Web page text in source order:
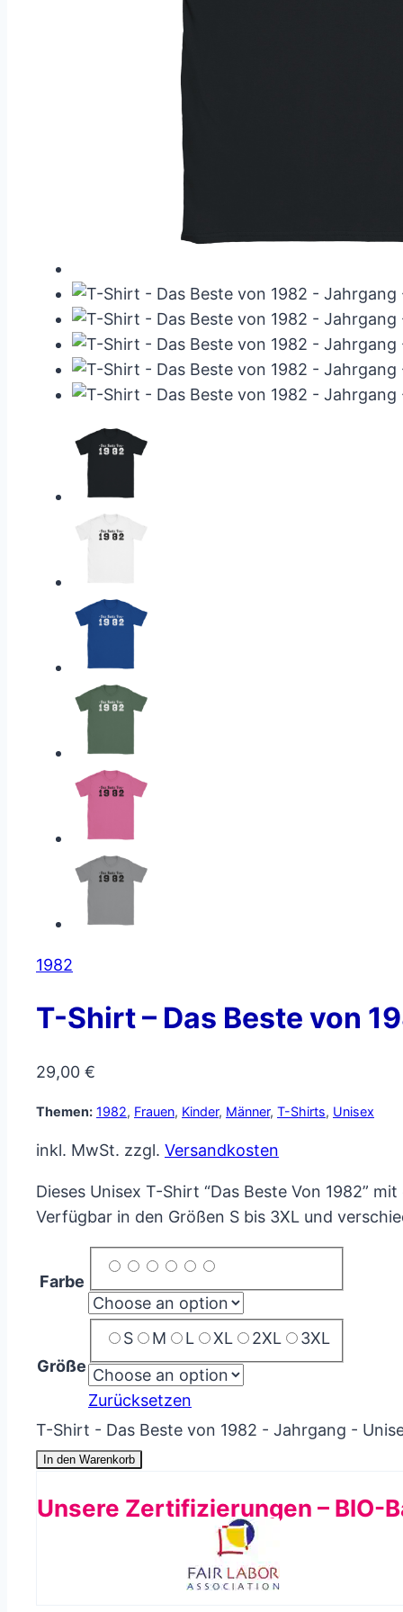
1982
T-Shirt – Das Beste von
29,00 €
Themen: 1982, Frauen, Kinder, Männer, T-Shirts, Unisex
inkl. MwSt. zzgl. Versandkosten
Dieses Unisex T-Shirt “Das Beste Von 1982”
Verfügbar in den Größen S bis 3XL und
Farbe
Größe
S M L XL 2XL 3XL
Zurücksetzen
T-Shirt - Das Beste von 1982 - Jahrgang -
In den Warenkorb
Unsere Zertifizierungen – BIO-